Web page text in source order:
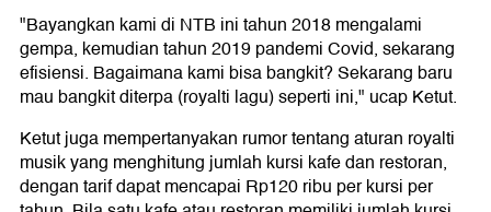
"Bayangkan kami di NTB ini tahun 2018 mengalami
gempa, kemudian tahun 2019 pandemi Covid, sekarang
efisiensi. Bagaimana kami bisa bangkit? Sekarang baru
mau bangkit diterpa (royalti lagu) seperti ini," ucap Ketut.
Ketut juga mempertanyakan rumor tentang aturan royalti
musik yang menghitung jumlah kursi kafe dan restoran,
dengan tarif dapat mencapai Rp120 ribu per kursi per